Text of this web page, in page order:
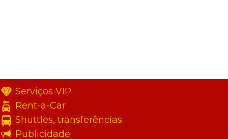
Serviços VIP
Rent-a-Car
Shuttles, transferências
Publicidade